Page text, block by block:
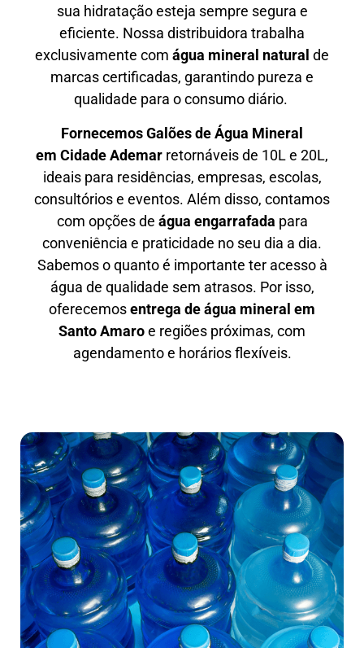
sua hidratação esteja sempre segura e
eficiente. Nossa distribuidora trabalha
exclusivamente com água mineral natural de
marcas certificadas, garantindo pureza e
qualidade para o consumo diário.
Fornecemos Galões de Água Mineral
em Cidade Ademar retornáveis de 10L e 20L,
ideais para residências, empresas, escolas,
consultórios e eventos. Além disso, contamos
com opções de água engarrafada para
conveniência e praticidade no seu dia a dia.
Sabemos o quanto é importante ter acesso à
água de qualidade sem atrasos. Por isso,
oferecemosentrega de água mineral em
Santo Amaroe regiões próximas, com
agendamento e horários flexíveis.